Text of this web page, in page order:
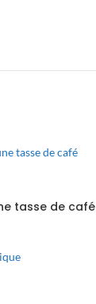
tasse de café